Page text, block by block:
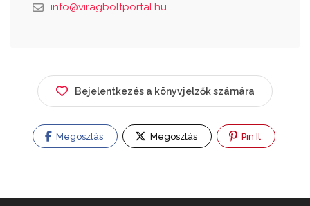
info@viragboltportal.hu
Bejelentkezés a könyvjelzők számára
Megosztás Megosztás Pin It